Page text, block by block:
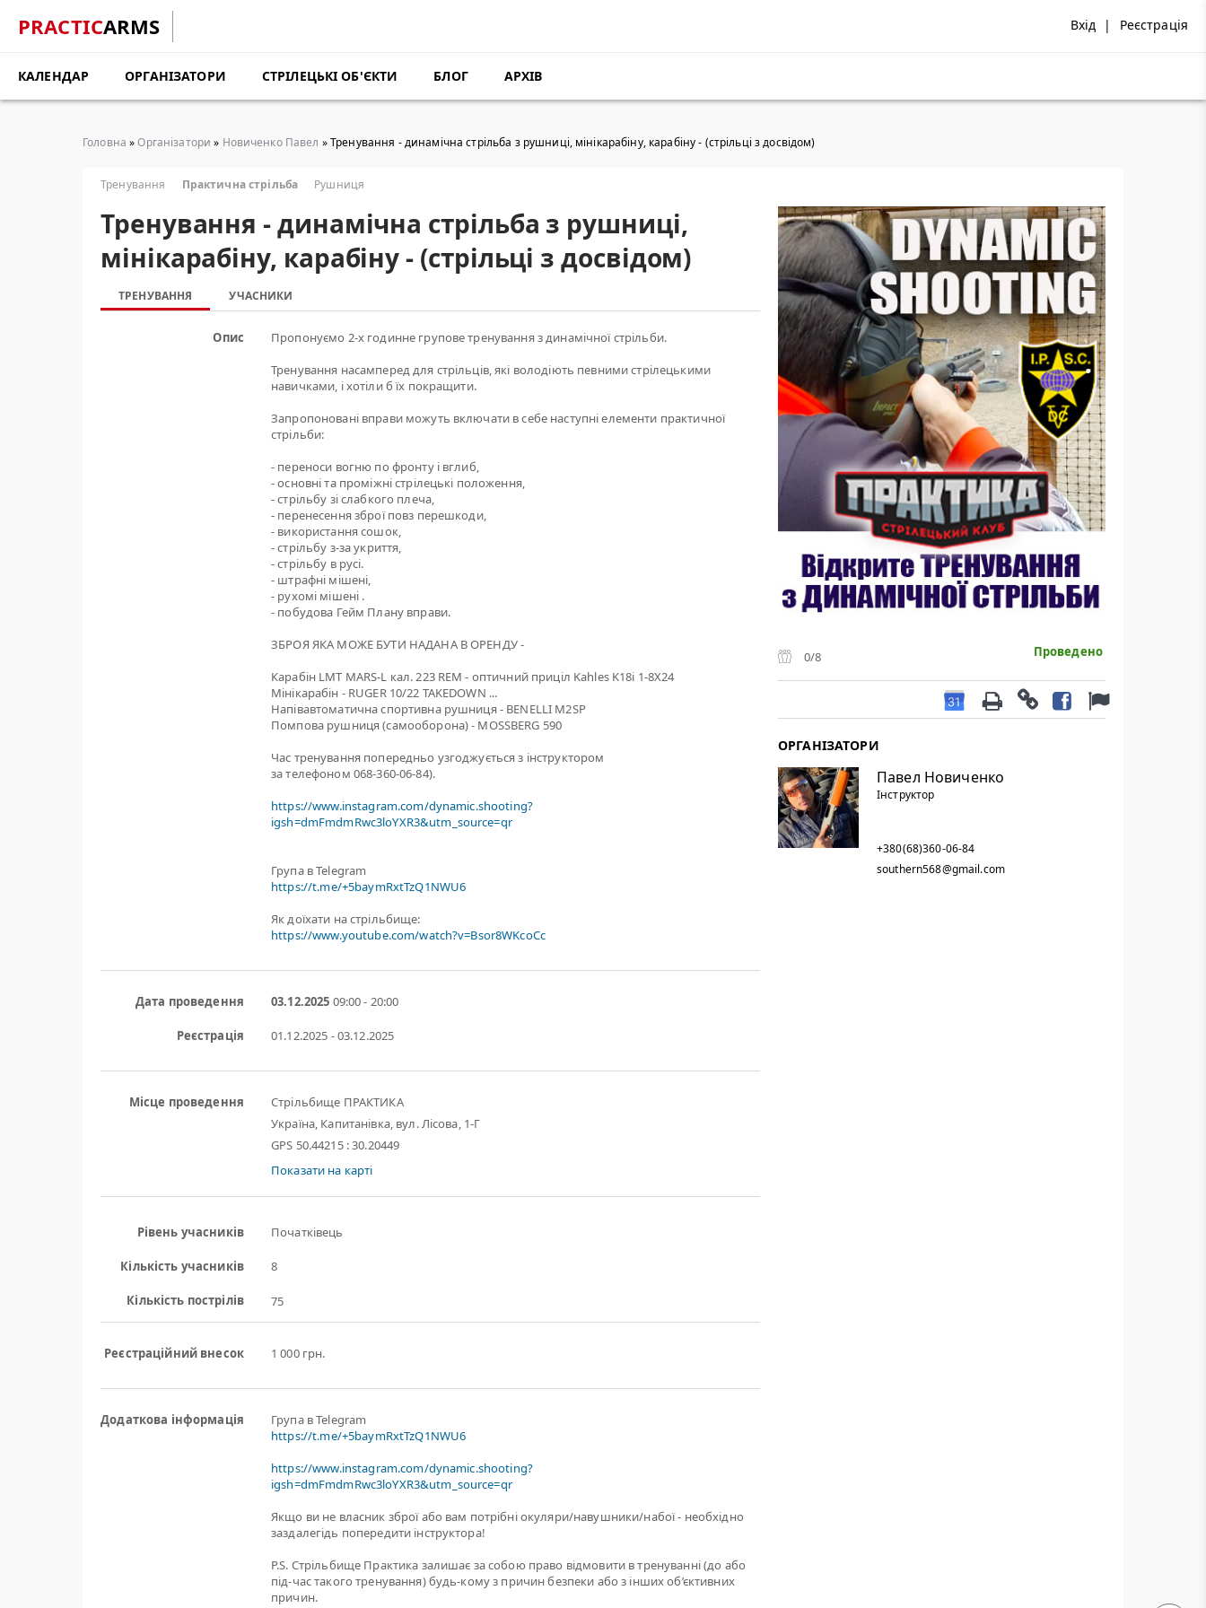
PRACTICARMS Вхід | Реєстрація
КАЛЕНДАР ОРГАНІЗАТОРИ СТРІЛЕЦЬКІ ОБ'ЄКТИ БЛОГ АРХІВ
Головна »Організатори » Новиченко Павел » Тренування - динамічна стрільба з рушниці, мінікарабіну, карабіну - (стрільці з досвідом)
Тренування Практична стрільба Рушниця
Тренування - динамічна стрільба з рушниці,
мінікарабіну, карабіну - (стрільці з досвідом)
ТРЕНУВАННЯ УЧАСНИКИ
Опис
Пропонуємо 2-х годинне групове тренування з динамічної стрільби.
Тренування насамперед для стрільців, які володіють певними стрілецькими
навичками, і хотіли б їх покращити.
Запропоновані вправи можуть включати в себе наступні елементи практичної
стрільби:
- переноси вогню по фронту і вглиб,
- основні та проміжні стрілецькі положення,
- стрільбу зі слабкого плеча,
- перенесення зброї повз перешкоди,
- використання сошок,
- стрільбу з-за укриття,
- стрільбу в русі.
- штрафні мішені,
- рухомі мішені .
- побудова Гейм Плану вправи.
ЗБРОЯ ЯКА МОЖЕ БУТИ НАДАНА В ОРЕНДУ -
Карабін LMT MARS-L кал. 223 REM - оптичний приціл Kahles K18i 1-8X24
Мінікарабін - RUGER 10/22 TAKEDOWN ...
Напівавтоматична спортивна рушниця - BENELLI M2SP
Помпова рушниця (самооборона) - MOSSBERG 590
Час тренування попередньо узгоджується з інструктором
за телефоном 068-360-06-84).
https://www.instagram.com/dynamic.shooting?
igsh=dmFmdmRwc3loYXR3&utm_source=qr
Група в Telegram
https://t.me/+5baymRxtTzQ1NWU6
Як доїхати на стрільбище:
https://www.youtube.com/watch?v=Bsor8WKcoCc
Дата проведення 03.12.2025 09:00 - 20:00
Реєстрація 01.12.2025 - 03.12.2025
Місце проведення
Стрільбище ПРАКТИКА
Україна, Капитанівка, вул. Лісова, 1-Г
GPS 50.44215 : 30.20449
Показати на карті
Рівень учасників Початківець
Кількість учасників 8
Кількість пострілів 75
Реєстраційний внесок 1 000 грн.
Додаткова інформація
Група в Telegram
https://t.me/+5baymRxtTzQ1NWU6
https://www.instagram.com/dynamic.shooting?
igsh=dmFmdmRwc3loYXR3&utm_source=qr
Якщо ви не власник зброї або вам потрiбнi окуляри/навушники/набої - необхідно
заздалегідь попередити інструктора!
P.S. Стрільбище Практика залишає за собою право відмовити в тренуванні (до або
під-час такого тренування) будь-кому з причин безпеки або з інших об’єктивних
причин.
0/8 Проведено
ОРГАНІЗАТОРИ
Павел Новиченко
Інструктор
+380(68)360-06-84
southern568@gmail.com